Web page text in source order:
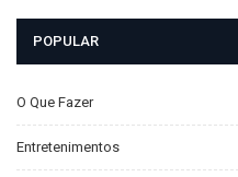
POPULAR
O Que Fazer
Entretenimentos